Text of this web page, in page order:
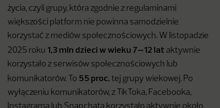
życia, czyli grupy, która zgodnie z regulaminami
większości platform nie powinna samodzielnie
korzystać z mediów społecznościowych. W listopadzie
2025 roku 1,3 mln dzieci w wieku 7–12 lat aktywnie
korzystało z serwisów społecznościowych lub
komunikatorów. To 55 proc. tej grupy wiekowej. Po
wyłączeniu komunikatorów, z TikToka, Facebooka,